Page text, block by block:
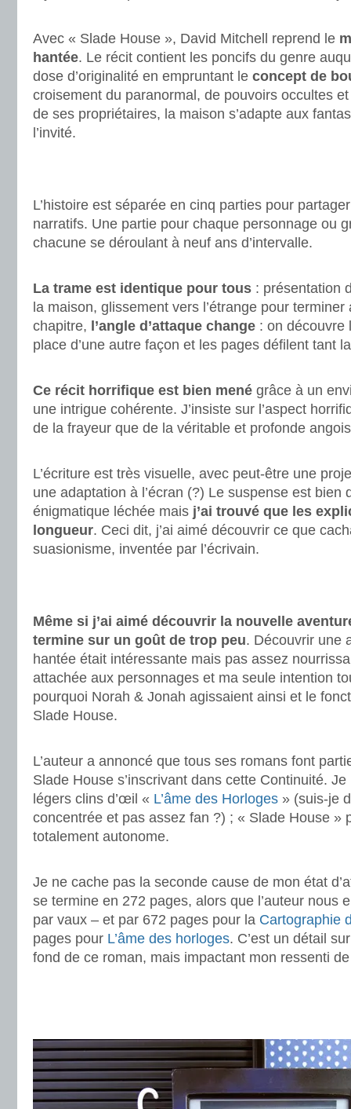
Avec « Slade House », David Mitchell reprend le
hantée. Le récit contient les poncifs du genre
dose d’originalité en empruntant le concept de
croisement du paranormal, de pouvoirs occultes
de ses propriétaires, la maison s’adapte aux
l’invité.
L’histoire est séparée en cinq parties pour
narratifs. Une partie pour chaque personnage ou
chacune se déroulant à neuf ans d’intervalle.
La trame est identique pour tous : présentation
la maison, glissement vers l’étrange pour
chapitre, l’angle d’attaque change : on découvre
place d’une autre façon et les pages défilent tant
Ce récit horrifique est bien mené grâce à un
une intrigue cohérente. J’insiste sur l’aspect
de la frayeur que de la véritable et profonde
L’écriture est très visuelle, avec peut-être une
une adaptation à l’écran (?) Le suspense est bien
énigmatique léchée mais j’ai trouvé que les
longueur. Ceci dit, j’ai aimé découvrir ce que
suasionisme, inventée par l’écrivain.
Même si j’ai aimé découvrir la nouvelle
termine sur un goût de trop peu. Découvrir une
hantée était intéressante mais pas assez
attachée aux personnages et ma seule intention
pourquoi Norah & Jonah agissaient ainsi et le
Slade House.
L’auteur a annoncé que tous ses romans font
Slade House s’inscrivant dans cette Continuité. Je
légers clins d’œil « L’âme des Horloges » (suis-je
concentrée et pas assez fan ?) ; « Slade House »
totalement autonome.
Je ne cache pas la seconde cause de mon état
se termine en 272 pages, alors que l’auteur nous
par vaux – et par 672 pages pour la Cartographie
pages pour L’âme des horloges. C’est un détail
fond de ce roman, mais impactant mon ressenti